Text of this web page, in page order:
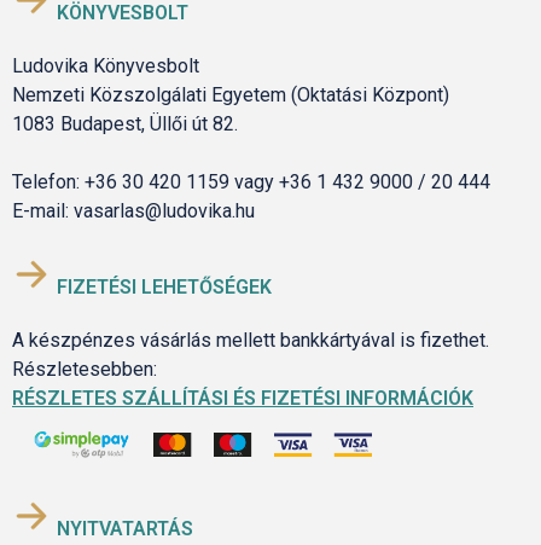
KÖNYVESBOLT
Ludovika Könyvesbolt
Nemzeti Közszolgálati Egyetem (Oktatási Központ)
1083 Budapest, Üllői út 82.
Telefon: +36 30 420 1159 vagy +36 1 432 9000 / 20 444
E-mail: vasarlas@ludovika.hu
FIZETÉSI LEHETŐSÉGEK
A készpénzes vásárlás mellett bankkártyával is fizethet.
Részletesebben:
RÉSZLETES SZÁLLÍTÁSI ÉS FIZETÉSI INFORMÁCIÓK
NYITVATARTÁS